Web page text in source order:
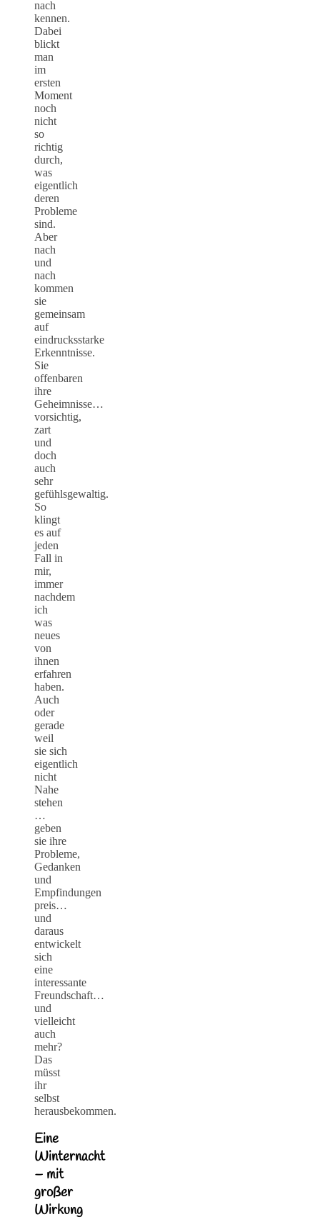
nach
kennen.
Dabei
blickt
man
im
ersten
Moment
noch
nicht
so
richtig
durch,
was
eigentlich
deren
Probleme
sind.
Aber
nach
und
nach
kommen
sie
gemeinsam
auf
eindrucksstarke
Erkenntnisse.
Sie
offenbaren
ihre
Geheimnisse…
vorsichtig,
zart
und
doch
auch
sehr
gefühlsgewaltig.
So
klingt
es auf
jeden
Fall in
mir,
immer
nachdem
ich
was
neues
von
ihnen
erfahren
haben.
Auch
oder
gerade
weil
sie sich
eigentlich
nicht
Nahe
stehen
…
geben
sie ihre
Probleme,
Gedanken
und
Empfindungen
preis…
und
daraus
entwickelt
sich
eine
interessante
Freundschaft…
und
vielleicht
auch
mehr?
Das
müsst
ihr
selbst
herausbekommen.
Eine
Winternacht
– mit
großer
Wirkung